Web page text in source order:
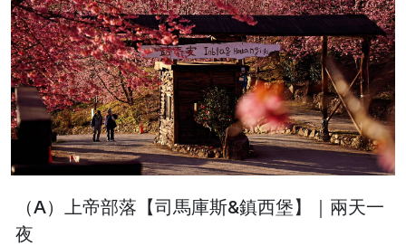
（A）上帝部落【司馬庫斯&鎮西堡】｜兩天一
夜